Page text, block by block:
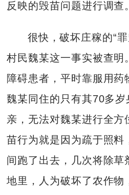
反映的毁苗问题进行调查
很快，破坏庄稼的“
村民魏某这一事实被查明
障碍患者，平时靠服用药
魏某同住的只有其70多
亲，无法对魏某进行全方
苗行为就是因为疏于照料
间跑了出去，几次将除草
地里，人为破坏了农作物